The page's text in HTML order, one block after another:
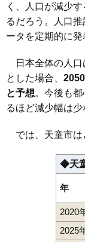
く、人口が減少
るだろう。人口
ータを定期的に発
日本全体の人口
とした場合、
と予想。今後も
るほど減少幅は少
では、天童市は
◆天
年
2020
2025